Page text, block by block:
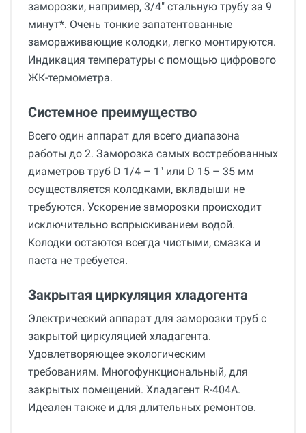
заморозки, например, 3/4" стальную трубу за 9
минут*. Очень тонкие запатентованные
замораживающие колодки, легко монтируются.
Индикация температуры с помощью цифрового
ЖК-термометра.
Системное преимущество
Всего один аппарат для всего диапазона
работы до 2. Заморозка самых востребованных
диаметров труб D 1/4 – 1" или D 15 – 35 мм
осуществляется колодками, вкладыши не
требуются. Ускорение заморозки происходит
исключительно вспрыскиванием водой.
Колодки остаются всегда чистыми, смазка и
паста не требуется.
Закрытая циркуляция хладогента
Электрический аппарат для заморозки труб с
закрытой циркуляцией хладагента.
Удовлетворяющее экологическим
требованиям. Многофункциональный, для
закрытых помещений. Хладагент R-404A.
Идеален также и для длительных ремонтов.